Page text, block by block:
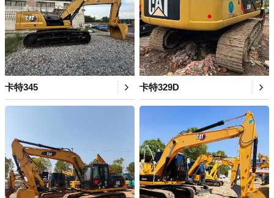
卡特345 卡特329D